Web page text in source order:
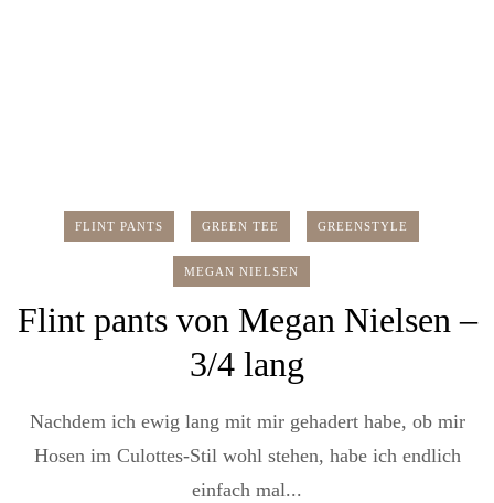
FLINT PANTS GREEN TEE GREENSTYLE
MEGAN NIELSEN
Flint pants von Megan Nielsen –
3/4 lang
Nachdem ich ewig lang mit mir gehadert habe, ob mir
Hosen im Culottes-Stil wohl stehen, habe ich endlich
einfach mal...